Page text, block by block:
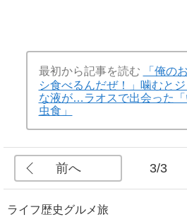
最初から記事を読む
「俺の
シ食べるんだぜ！」噛むと
な液が…ラオスで出会った
虫食」
前へ 3/3
ライフ歴史グルメ旅